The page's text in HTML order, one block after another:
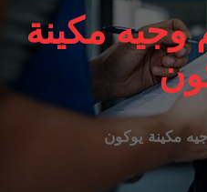
مكينة
مكينة يوكون